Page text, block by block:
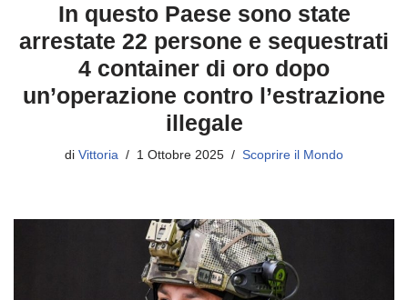
In questo Paese sono state
arrestate 22 persone e sequestrati
4 container di oro dopo
un’operazione contro l’estrazione
illegale
di Vittoria 1 Ottobre 2025 Scoprire il Mondo